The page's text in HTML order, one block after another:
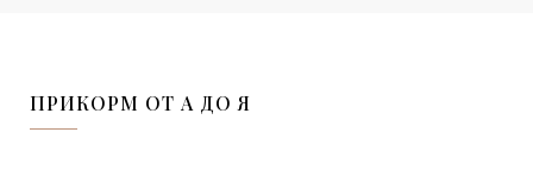
ПРИКОРМ ОТ А ДО Я